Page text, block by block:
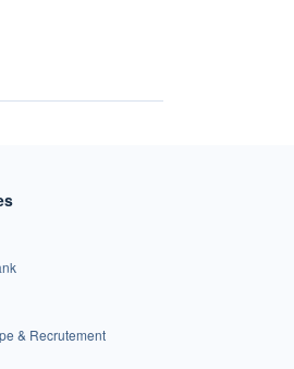
& Recrutement